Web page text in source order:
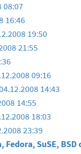
08:07
16:46
19:50
21:55
09:16
14:43
14:55
18:03
23:39
Fedora, SuSE,